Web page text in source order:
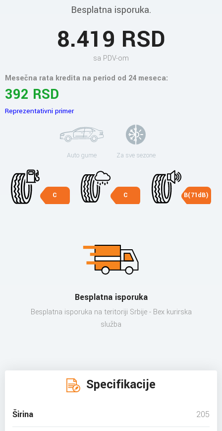
Besplatna isporuka.
8.419 RSD
sa PDV-om
Mesečna rata kredita na period od 24 meseca:
392 RSD
Reprezentativni primer
Auto gume Za sve sezone
C C B(71dB)
Besplatna isporuka
Besplatna isporuka na teritoriji Srbije - Bex kurirska
služba
Specifikacije
Širina 205